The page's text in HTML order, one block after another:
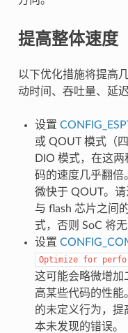
提高整体速度
以下优化措施将提高
动时间、吞吐量、延迟
设置
或 QOUT 模式（
DIO 模式，在这
码的速度几乎翻倍
微快于 QOUT。
与 flash 芯片之间
式，否则 SoC 将
设置
Optimize for
这可能会略微增加
高某些代码的性能
的未定义行为，提
本未发现的错误。